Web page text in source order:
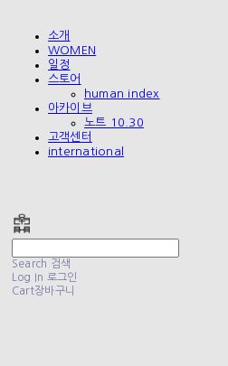
소개
WOMEN
일정
스토어
human index
아카이브
노트 10.30
고객센터
international
Search 검색
Log In 로그인
Cart장바구니